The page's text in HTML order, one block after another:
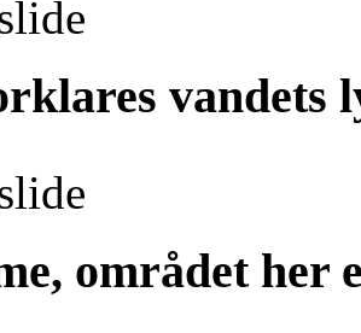
vandets
området her